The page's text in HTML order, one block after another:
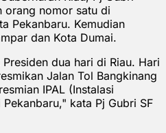
orang nomor satu di
Pekanbaru. Kemudian
dan Kota Dumai.
dua hari di Riau. Hari
Jalan Tol Bangkinang
IPAL (Instalasi
kata Pj Gubri SF